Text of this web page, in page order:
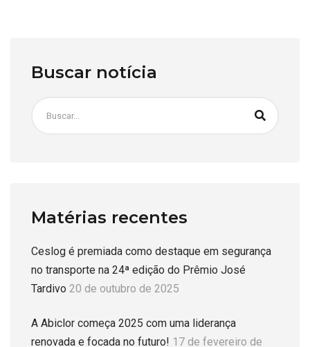
Buscar notícia
Matérias recentes
Ceslog é premiada como destaque em segurança
no transporte na 24ª edição do Prêmio José
Tardivo 20 de outubro de 2025
A Abiclor começa 2025 com uma liderança
renovada e focada no futuro! 17 de fevereiro de